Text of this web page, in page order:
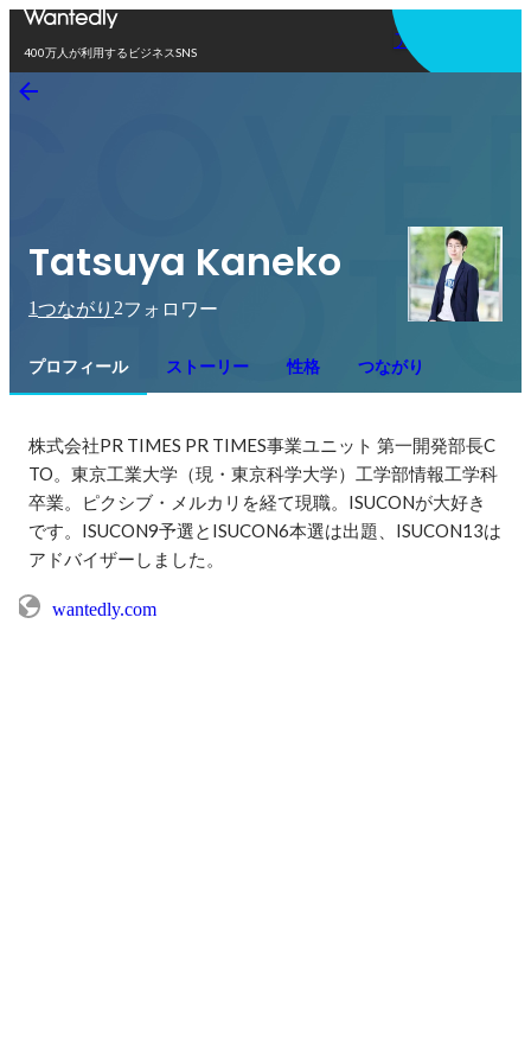
400万人が利用するビジネスSNS
アプリを使う
Tatsuya Kaneko
1つながり 2フォロワー
プロフィール ストーリー 性格 つながり
株式会社PR TIMES PR TIMES事業ユニット 第一開発部長C
TO。東京工業大学（現・東京科学大学）工学部情報工学科
卒業。ピクシブ・メルカリを経て現職。ISUCONが大好き
です。ISUCON9予選とISUCON6本選は出題、ISUCON13は
アドバイザーしました。
wantedly.com